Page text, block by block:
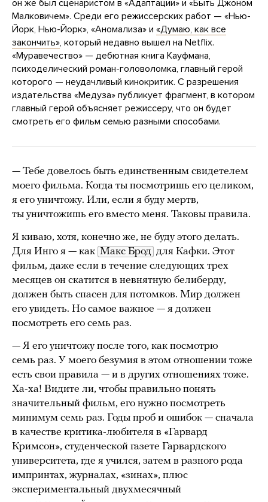
он же был сценаристом в «Адаптации» и «Быть Джоном
Малковичем». Среди его режиссерских работ — «Нью-
Йорк, Нью-Йорк», «Аномализа» и «Думаю, как все
закончить», который недавно вышел на Netflix.
«Муравечество» — дебютная книга Кауфмана,
психоделический роман-головоломка, главный герой
которого — неудачливый кинокритик. С разрешения
издательства «Медуза» публикует фрагмент, в котором
главный герой объясняет режиссеру, что он будет
смотреть его фильм семью разными способами.
— Тебе довелось быть единственным свидетелем
моего фильма. Когда ты посмотришь его целиком,
я его уничтожу. Или, если я буду мертв,
ты уничтожишь его вместо меня. Таковы правила.
Я киваю, хотя, конечно же, не буду этого делать.
Для Инго я — как Макс Брод для Кафки. Этот
фильм, даже если в течение следующих трех
месяцев он скатится в невнятную белиберду,
должен быть спасен для потомков. Мир должен
его увидеть. Но самое важное — я должен
посмотреть его семь раз.
— Я его уничтожу после того, как посмотрю
семь раз. У моего безумия в этом отношении тоже
есть свои правила — и в других отношениях тоже.
Ха-ха! Видите ли, чтобы правильно понять
значительный фильм, его нужно посмотреть
минимум семь раз. Годы проб и ошибок — сначала
в качестве критика-любителя в «Гарвард
Кримсон», студенческой газете Гарвардского
университета, где я учился, затем в разного рода
импринтах, журналах, «зинах», плюс
экспериментальный двухмесячный